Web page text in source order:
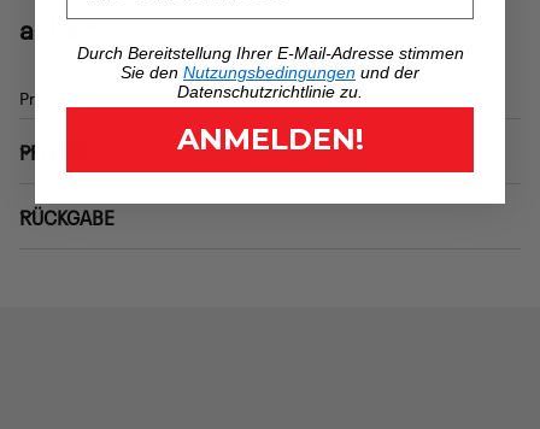
a.d.d.®
Präzisionsschnürung und anatomische Zunge.
PFLEGE
RÜCKGABE
Durch Bereitstellung Ihrer E-Mail-Adresse stimmen
Sie den Nutzungsbedingungen und der
Datenschutzrichtlinie zu.
ANMELDEN!